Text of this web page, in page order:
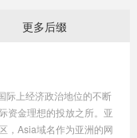
更多后缀
际上经济政治地位的不断
资金理想的投放之所。亚
，Asia域名作为亚洲的网